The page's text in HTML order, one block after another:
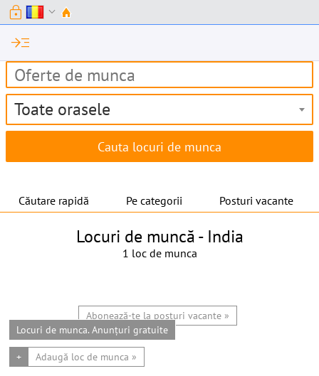
lock expand_more
read_more
Toate orasele
Căutare rapidă Pe categorii Posturi vacante
Locuri de muncă - India
1 loc de munca
Abonează-te la posturi vacante »
Locuri de munca. Anunțuri gratuite
+ Adaugă loc de munca »